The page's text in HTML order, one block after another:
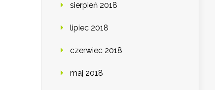
sierpień 2018
lipiec 2018
czerwiec 2018
maj 2018